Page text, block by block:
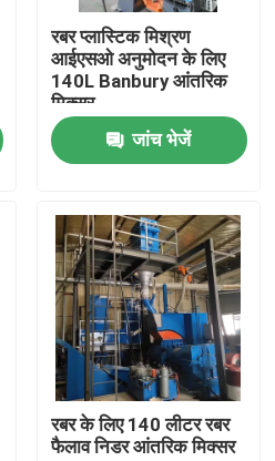
रबर प्लास्टिक मिश्रण
आईएसओ अनुमोदन के लिए
140L Banbury आंतरिक
मिक्सर
जांच भेजें
रबर के लिए 140 लीटर रबर
फैलाव निडर आंतरिक मिक्सर